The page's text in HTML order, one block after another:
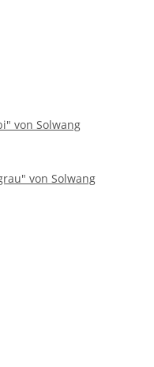
von Solwang